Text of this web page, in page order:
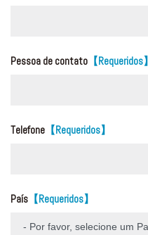
Pessoa de contato 【Requeridos】
Telefone 【Requeridos】
País 【Requeridos】